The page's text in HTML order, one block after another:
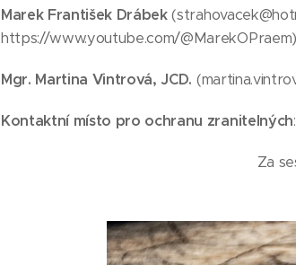
Marek František Drábek
https://www.youtube.com/@MarekOPraem)
Mgr. Martina Vintrová, JCD.
Kontaktní místo pro ochranu zranitelných
Za